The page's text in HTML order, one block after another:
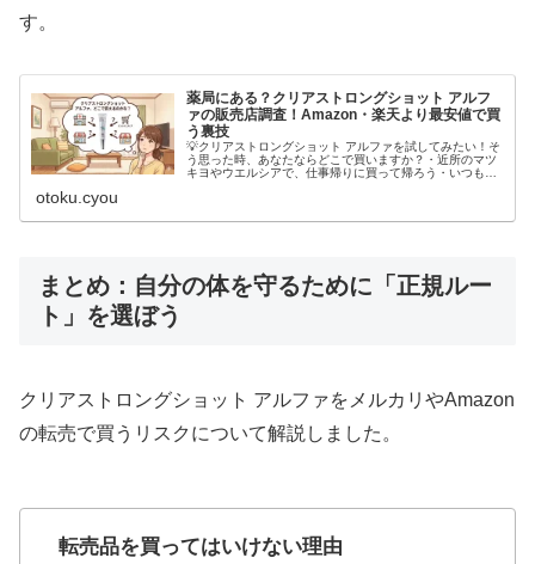
す。
薬局にある？クリアストロングショット アルフ
ァの販売店調査！Amazon・楽天より最安値で買
う裏技
💡クリアストロングショット アルファを試してみたい！そ
う思った時、あなたならどこで買いますか？・近所のマツ
キヨやウエルシアで、仕事帰りに買って帰ろう・いつも使
otoku.cyou
まとめ：自分の体を守るために「正規ルー
ト」を選ぼう
クリアストロングショット アルファをメルカリやAmazon
の転売で買うリスクについて解説しました。
転売品を買ってはいけない理由